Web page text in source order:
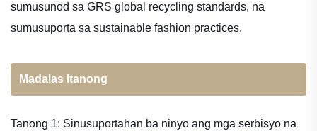
sumusunod sa GRS global recycling standards, na
sumusuporta sa sustainable fashion practices.
Madalas Itanong
Tanong 1: Sinusuportahan ba ninyo ang mga serbisyo na